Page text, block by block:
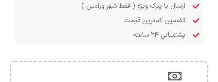
ارسال با پیک ویژه ( فقط شهر ورامین )
تضمین کمترین قیمت
پشتیبانی ۲۴ ساعته